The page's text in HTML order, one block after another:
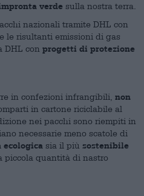
verde sulla nostra terra.
nazionali tramite DHL con
le risultanti emissioni di gas
DHL con progetti di protezione
in confezioni infrangibili, non
in cartone riciclabile al
nei pacchi sono riempiti in
necessarie meno scatole di
sia il più sostenibile
piccola quantità di nastro